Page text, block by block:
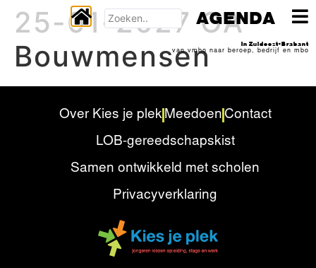
25-01-2027 OA
Bouwmensen
Over Kies je plek Meedoen Contact
LOB-gereedschapskist
Samen ontwikkeld met scholen
Privacyverklaring
AGENDA
In Zuidoost-Brabant
van vmbo naar beroep, bedrijf en mbo